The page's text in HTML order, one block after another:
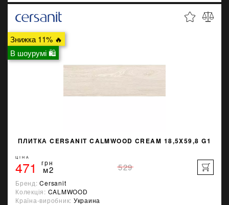
Знижка 11% 🔥
В шоурумі 🛍
ПЛИТКА CERSANIT CALMWOOD CREAM 18,5X59,8 G1
ЦІНА
471 грн
м2 529
Бренд:Cersanit
Колекція: CALMWOOD
Країна-виробник: Украина